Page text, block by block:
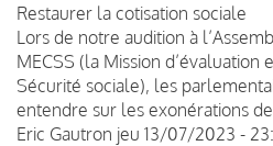
Restaurer la cotisation sociale
Lors de notre audition à
MECSS (la Mission
Sécurité sociale), les
entendre sur les exonérations de
Eric Gautron jeu 13/07/2023 -